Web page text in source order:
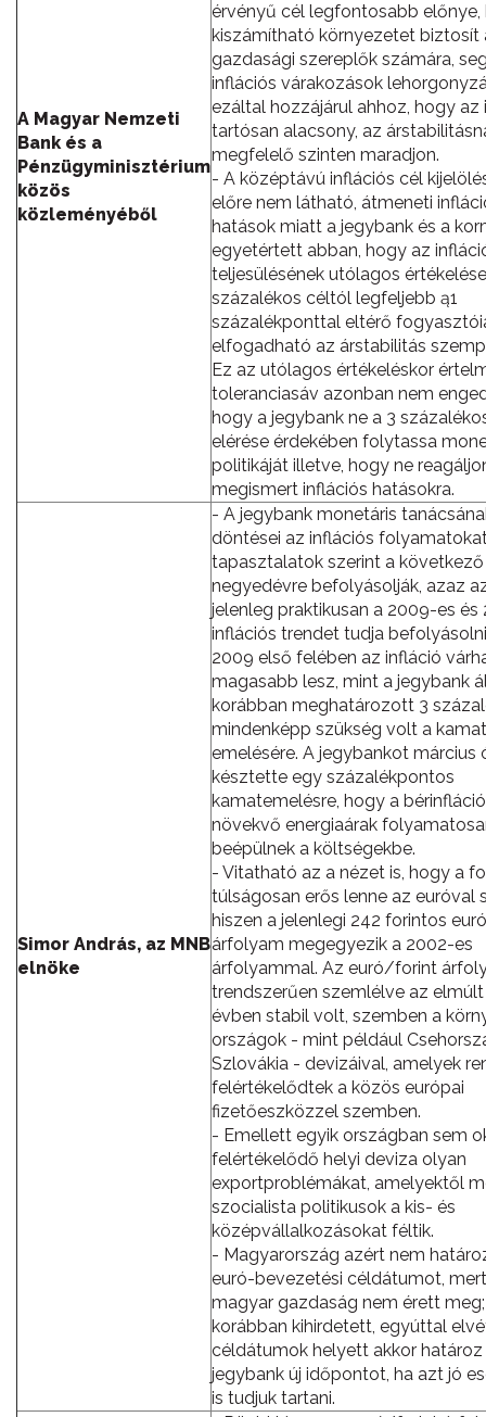
A Magyar Nemzeti
Bank és a
Pénzügyminisztérium
közös
közleményéből
érvényű cél legfontosabb előnye,
kiszámítható környezetet biztosít
gazdasági szereplők számára,
inflációs várakozások
ezáltal hozzájárul ahhoz, hogy az
tartósan alacsony, az
megfelelő szinten maradjon.
- A középtávú inflációs cél
előre nem látható, átmeneti
hatások miatt a jegybank és a
egyetértett abban, hogy az
teljesülésének utólagos
százalékos céltól legfeljebb ą1
százalékponttal eltérő
elfogadható az árstabilitás
Ez az utólagos értékeléskor
toleranciasáv azonban nem
hogy a jegybank ne a 3
elérése érdekében folytassa
politikáját illetve, hogy ne
megismert inflációs hatásokra.
Simor András, az MNB
elnöke
- A jegybank monetáris
döntései az inflációs
tapasztalatok szerint a
negyedévre befolyásolják, azaz
jelenleg praktikusan a 2009-es és
inflációs trendet tudja
2009 első felében az infláció
magasabb lesz, mint a jegybank
korábban meghatározott 3
mindenképp szükség volt a
emelésére. A jegybankot március
késztette egy százalékpontos
kamatemelésre, hogy a
növekvő energiaárak
beépülnek a költségekbe.
- Vitatható az a nézet is, hogy a
túlságosan erős lenne az euróval
hiszen a jelenlegi 242 forintos
árfolyam megegyezik a 2002-es
árfolyammal. Az euró/forint
trendszerűen szemlélve az
évben stabil volt, szemben a
országok - mint például
Szlovákia - devizáival, amelyek
felértékelődtek a közös európai
fizetőeszközzel szemben.
- Emellett egyik országban sem
felértékelődő helyi deviza olyan
exportproblémákat, amelyektől
szocialista politikusok a kis- és
középvállalkozásokat féltik.
- Magyarország azért nem
euró-bevezetési céldátumot,
magyar gazdaság nem érett
korábban kihirdetett, egyúttal
céldátumok helyett akkor
jegybank új időpontot, ha azt jó
is tudjuk tartani.